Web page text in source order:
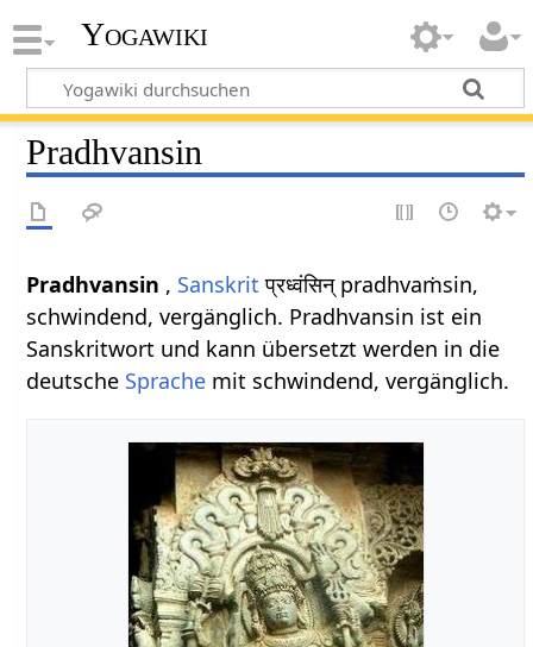
Yogawiki
Pradhvansin
Pradhvansin , Sanskrit प्रध्वंसिन् pradhvaṁsin,
schwindend, vergänglich. Pradhvansin ist ein
Sanskritwort und kann übersetzt werden in die
deutsche Sprache mit schwindend, vergänglich.